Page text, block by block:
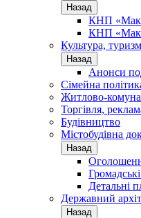
Назад
КНП
КНП
Культура,
Назад
Анонси
Сімейна
Житлово-
Торгівля,
Будівництво
Містобудівна
Назад
Детальні
Державний
Назад